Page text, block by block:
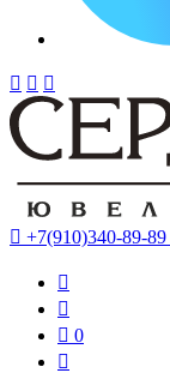
  
 +7(910)340-89-89


 0
